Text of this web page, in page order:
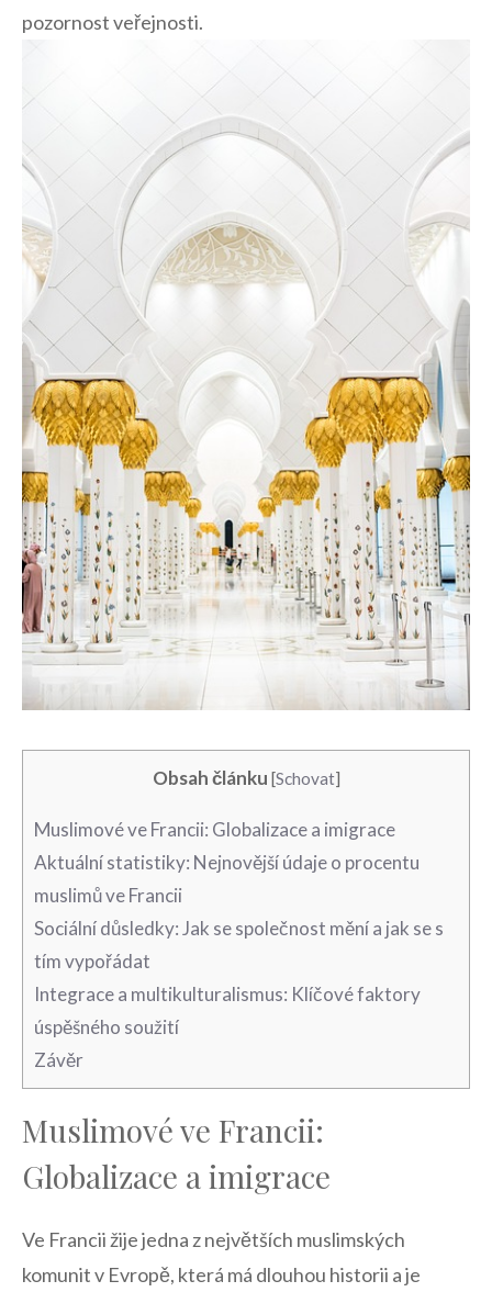
pozornost veřejnosti.
Obsah článku [Schovat]
Muslimové ve Francii: Globalizace ​a imigrace
Aktuální statistiky: Nejnovější údaje ‍o procentu ​
muslimů ve Francii
Sociální ​důsledky: Jak se společnost mění a jak se s‌
tím vypořádat
Integrace a ​multikulturalismus: Klíčové faktory
úspěšného soužití
Závěr
Muslimové ve Francii:
Globalizace ​a imigrace
Ve Francii žije jedna ‌z⁣ největších muslimských
komunit v Evropě,​ která má dlouhou historii a je